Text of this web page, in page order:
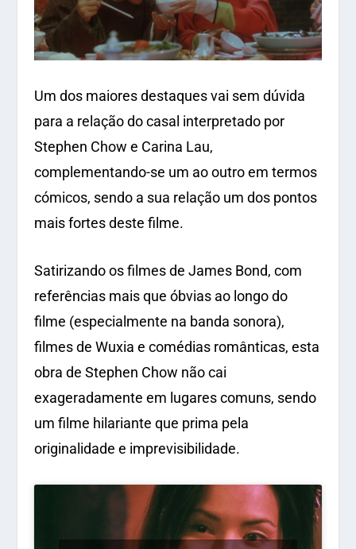
Um dos maiores destaques vai sem dúvida
para a relação do casal interpretado por
Stephen Chow e Carina Lau,
complementando-se um ao outro em termos
cómicos, sendo a sua relação um dos pontos
mais fortes deste filme.
Satirizando os filmes de James Bond, com
referências mais que óbvias ao longo do
filme (especialmente na banda sonora),
filmes de Wuxia e comédias românticas, esta
obra de Stephen Chow não cai
exageradamente em lugares comuns, sendo
um filme hilariante que prima pela
originalidade e imprevisibilidade.